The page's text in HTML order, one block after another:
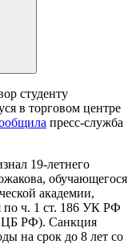
студенту
в торговом центре
пресс-служба
19-летнего
обучающегося
академии,
по ч. 1 ст. 186 УК РФ
ЦБ РФ). Санкция
на срок до 8 лет со